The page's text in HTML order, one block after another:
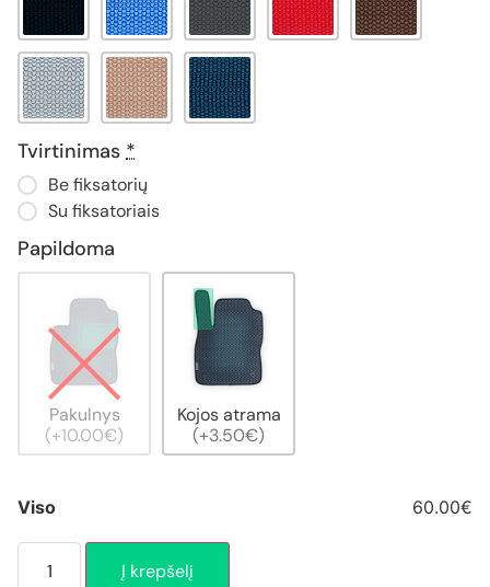
Tvirtinimas *
Be fiksatorių
Su fiksatoriais
Papildoma
Pakulnys
(+10.00€)
Kojos atrama
(+3.50€)
Viso 60.00€
Į krepšelį